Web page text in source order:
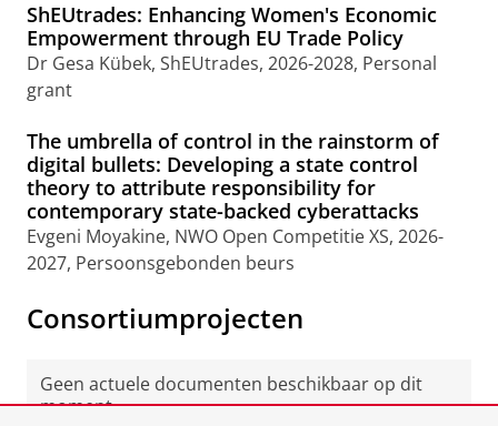
ShEUtrades: Enhancing Women's Economic
Empowerment through EU Trade Policy
Dr Gesa Kübek, ShEUtrades, 2026-2028, Personal
grant
The umbrella of control in the rainstorm of
digital bullets: Developing a state control
theory to attribute responsibility for
contemporary state-backed cyberattacks
Evgeni Moyakine, NWO Open Competitie XS, 2026-
2027, Persoonsgebonden beurs
Consortiumprojecten
Geen actuele documenten beschikbaar op dit
moment.